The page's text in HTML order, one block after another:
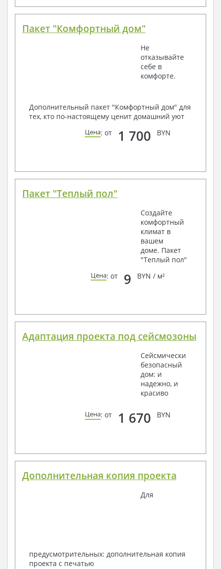
Пакет "Комфортный дом"
Не
отказывайте
себе в
комфорте.
Дополнительный пакет "Комфортный дом" для
тех, кто по-настоящему ценит домашний уют
Цена: от 1 700 BYN
Пакет "Теплый пол"
Создайте
комфортный
климат в
вашем
доме. Пакет
"Теплый пол"
Цена: от 9 BYN / м²
Адаптация проекта под сейсмозоны
Сейсмически
безопасный
дом: и
надежно, и
красиво
Цена: от 1 670 BYN
Дополнительная копия проекта
Для
предусмотрительных: дополнительная копия
проекта с печатью